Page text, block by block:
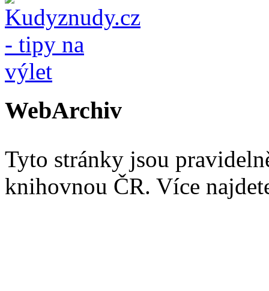
WebArchiv
Tyto stránky jsou
knihovnou ČR. Více